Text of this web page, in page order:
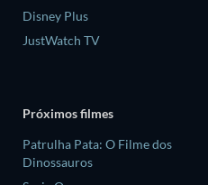
Disney Plus
JustWatch TV
Próximos filmes
Patrulha Pata: O Filme dos
Dinossauros